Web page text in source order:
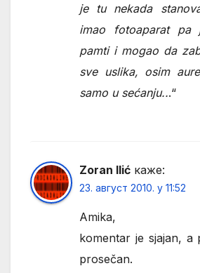
je tu nekada
imao fotoaparat pa
pamti i mogao da
sve uslika, osim
samo u sećanju...“
Zoran Ilić каже:
23. август 2010. у 11:52
Amika,
komentar je sjajan, a
prosečan.